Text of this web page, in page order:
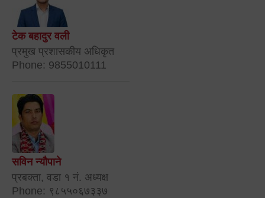
टेक बहादुर वली
प्रमुख प्रशासकीय अधिकृत
Phone: 9855010111
सविन न्यौपाने
प्रबक्ता, वडा १ नं. अध्यक्ष
Phone: ९८५५०६७३३७